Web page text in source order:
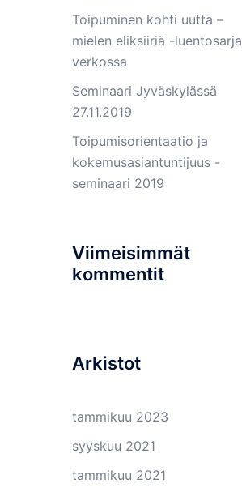
Toipuminen kohti uutta –
mielen eliksiiriä -luentosarja
verkossa
Seminaari Jyväskylässä
27.11.2019
Toipumisorientaatio ja
kokemusasiantuntijuus -
seminaari 2019
Viimeisimmät
kommentit
Arkistot
tammikuu 2023
syyskuu 2021
tammikuu 2021